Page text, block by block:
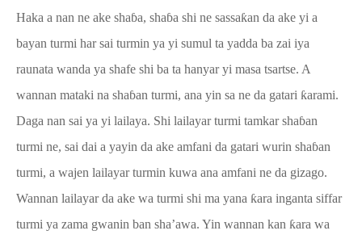
Haka a nan ne ake shaɓa, shaɓa shi ne sassaƙan da ake yi a
bayan turmi har sai turmin ya yi sumul ta yadda ba zai iya
raunata wanda ya shafe shi ba ta hanyar yi masa tsartse. A
wannan mataki na shaɓan turmi, ana yin sa ne da gatari ƙarami.
Daga nan sai ya yi lailaya. Shi lailayar turmi tamkar shaɓan
turmi ne, sai dai a yayin da ake amfani da gatari wurin shaɓan
turmi, a wajen lailayar turmin kuwa ana amfani ne da gizago.
Wannan lailayar da ake wa turmi shi ma yana ƙara inganta siffar
turmi ya zama gwanin ban sha’awa. Yin wannan kan ƙara wa